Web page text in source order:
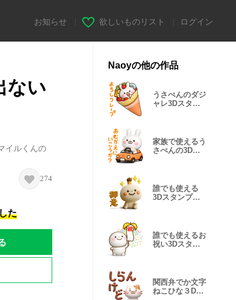
お知らせ 欲しいものリスト ログイン
ない
イルくんの
274
た
Naoyの他の作品
うさぺんのダジ
ャレ3Dスタン
家族で使えるう
さぺんの3Dス
誰でも使える
3Dスタンプだ
誰でも使えるお
祝い3Dスタン
関西弁でか文字
ねこひな３Dだ